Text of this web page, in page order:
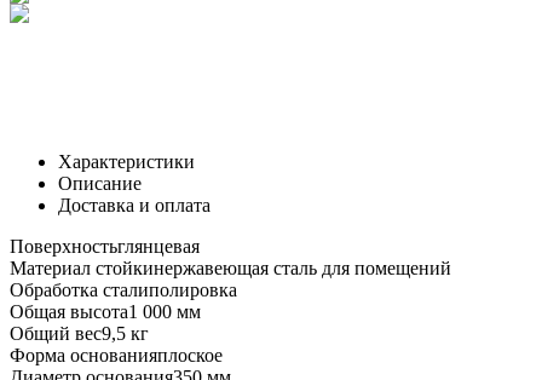
Характеристики
Описание
Доставка и оплата
Поверхностьглянцевая
Материал стойкинержавеющая сталь для помещений
Обработка сталиполировка
Общая высота1 000 мм
Общий вес9,5 кг
Форма основанияплоское